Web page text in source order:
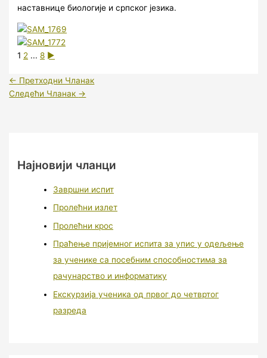
наставнице биологије и српског језика.
1 2 ... 8 ►
← Претходни Чланак
Следећи Чланак →
Најновији чланци
Завршни испит
Пролећни излет
Пролећни крос
Праћење пријемног испита за упис у одељење
за ученике са посебним способностима за
рачунарство и информатику
Екскурзија ученика од првог до четвртог
разреда